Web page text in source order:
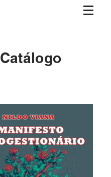
Catálogo